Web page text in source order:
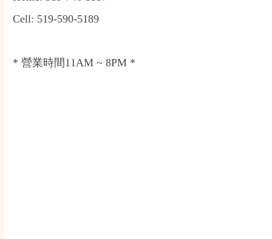
Cell: 519-590-5189
* 營業時間11AM ~ 8PM *